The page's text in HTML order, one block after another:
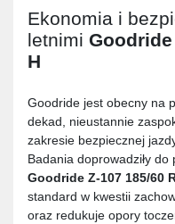
Ekonomia i
letnimi Goodride
H
Goodride jest obecny na
dekad, nieustannie
zakresie bezpiecznej
Badania doprowadziły
Goodride Z-107 185/60
standard w kwestii
oraz redukuje opory